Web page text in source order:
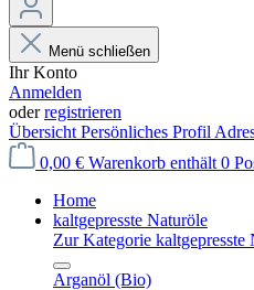
Menü schließen
Ihr Konto
Anmelden
oderregistrieren
Übersicht Persönliches Profil
0,00 € Warenkorb enthält 0
Home
kaltgepresste Naturöle
Zur Kategorie kaltgepresste
Arganöl (Bio)